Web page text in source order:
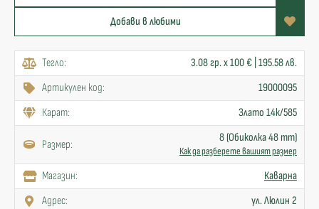
Добави в любими
Тегло:
3.08 гр. x 100 € | 195.58 лв.
Артикулен код:
19000095
Карат:
Злато 14к/585
Размер: 8 (Обиколка 48 mm)
Как да разберете вашият размер
Mагазин:
Каварна
Адрес:
ул. Люлин 2